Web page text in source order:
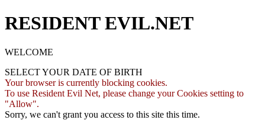
RESIDENT EVIL.NET
WELCOME
SELECT YOUR DATE OF BIRTH
Your browser is currently blocking cookies.
To use Resident Evil Net, please change your Cookies setting to
"Allow".
Sorry, we can't grant you access to this site this time.